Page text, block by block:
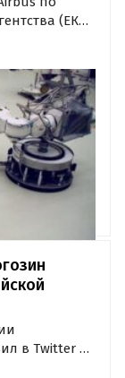
(ЕКА),
будет
в Twitter о